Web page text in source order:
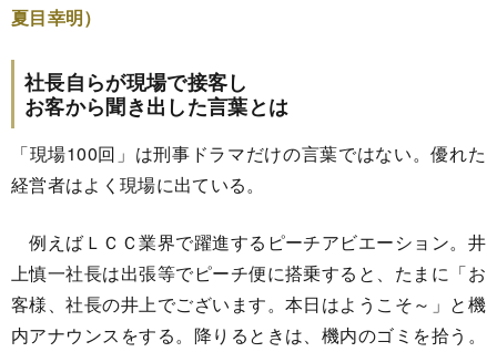
夏目幸明）
社長自らが現場で接客し
お客から聞き出した言葉とは
「現場100回」は刑事ドラマだけの言葉ではない。優れた
経営者はよく現場に出ている。
例えばＬＣＣ業界で躍進するピーチアビエーション。井
上慎一社長は出張等でピーチ便に搭乗すると、たまに「お
客様、社長の井上でございます。本日はようこそ～」と機
内アナウンスをする。降りるときは、機内のゴミを拾う。